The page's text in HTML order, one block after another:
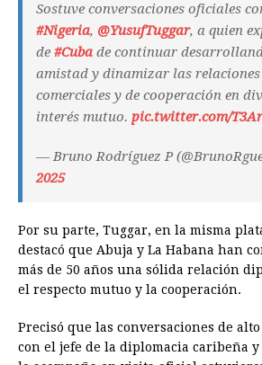
Sostuve conversaciones oficiales
#Nigeria, @YusufTuggar, a quien
de #Cuba de continuar
amistad y dinamizar las relaciones
comerciales y de cooperación en
interés mutuo. pic.twitter.com/
— Bruno Rodríguez P
2025
Por su parte, Tuggar, en la misma
destacó que Abuja y La Habana han
más de 50 años una sólida relación
el respecto mutuo y la cooperación.
Precisó que las conversaciones de
con el jefe de la diplomacia caribeña